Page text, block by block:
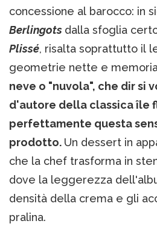
concessione al barocco: in
Berlingots dalla sfoglia
Plissé, risalta soprattutto il
geometrie nette e
neve o "nuvola", che dir si
d'autore della classica île
perfettamente questa
prodotto. Un dessert in
che la chef trasforma in
dove la leggerezza
densità della crema e gli
pralina.